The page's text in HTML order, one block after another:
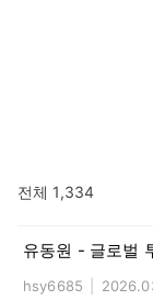
전체 1,334
유동원 - 글로벌
hsy6685